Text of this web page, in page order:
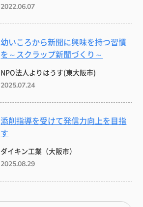
2022.06.07
幼いころから新聞に興味を持つ習慣
を～スクラップ新聞づくり～
NPO法人よりはうす(東大阪市)
2025.07.24
添削指導を受けて発信力向上を目指
す
ダイキン工業（大阪市）
2025.08.29